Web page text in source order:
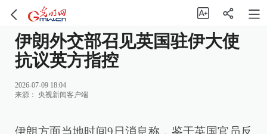
伊朗外交部召见英国驻伊大使
抗议英方指控
2026-07-09 18:04
来源： 央视新闻客户端
伊朗方面当地时间9日消息称，鉴于英国官员反